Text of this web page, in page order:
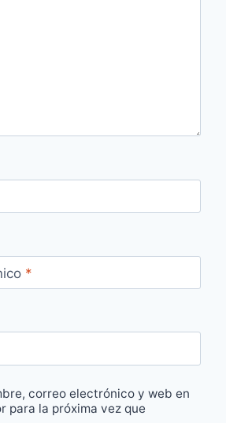
*
correo electrónico y web en
para la próxima vez que